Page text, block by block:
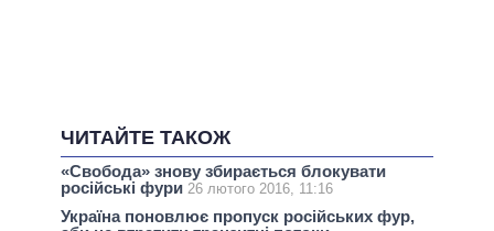
ЧИТАЙТЕ ТАКОЖ
«Свобода» знову збирається блокувати
російські фури 26 лютого 2016, 11:16
Україна поновлює пропуск російських фур,